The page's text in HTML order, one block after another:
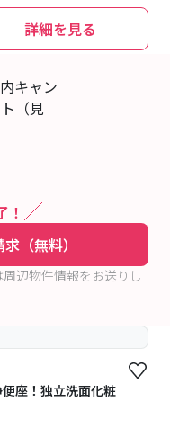
詳細を見る
！
（無料）
辺物件情報をお送りし
座！独立洗面化粧